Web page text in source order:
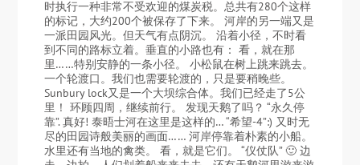
时执行一种非常不受欢迎的煤炭税。总共有280个这样
的标记，大约200个被保存了下来。 河岸的另一端又是
一派田园风光。但天气有点阴沉。 沿着小径，不时看
到不同的路标立着。垂直的小路也有： 看，就在那
里……特别安静的一条小径。 小松鼠在树上跳来跳去。
一个轮渡口。我们也需要轮渡的，只是要稍晚些。
Sunbury lock又是一个大坝综合体。我们已经走了5公
里！ 环顾四周，继续前行。 发现天鹅了吗？ “永久停
靠”. 真好! 泰晤士河在这里是这样的… “希望-4”:) 又时无
尽的田园诗般美丽的画面…… 河岸停靠着朴素的小船。
水里还有当地的禽类。 看，就是它们。 “仪仗队” 🙂 边